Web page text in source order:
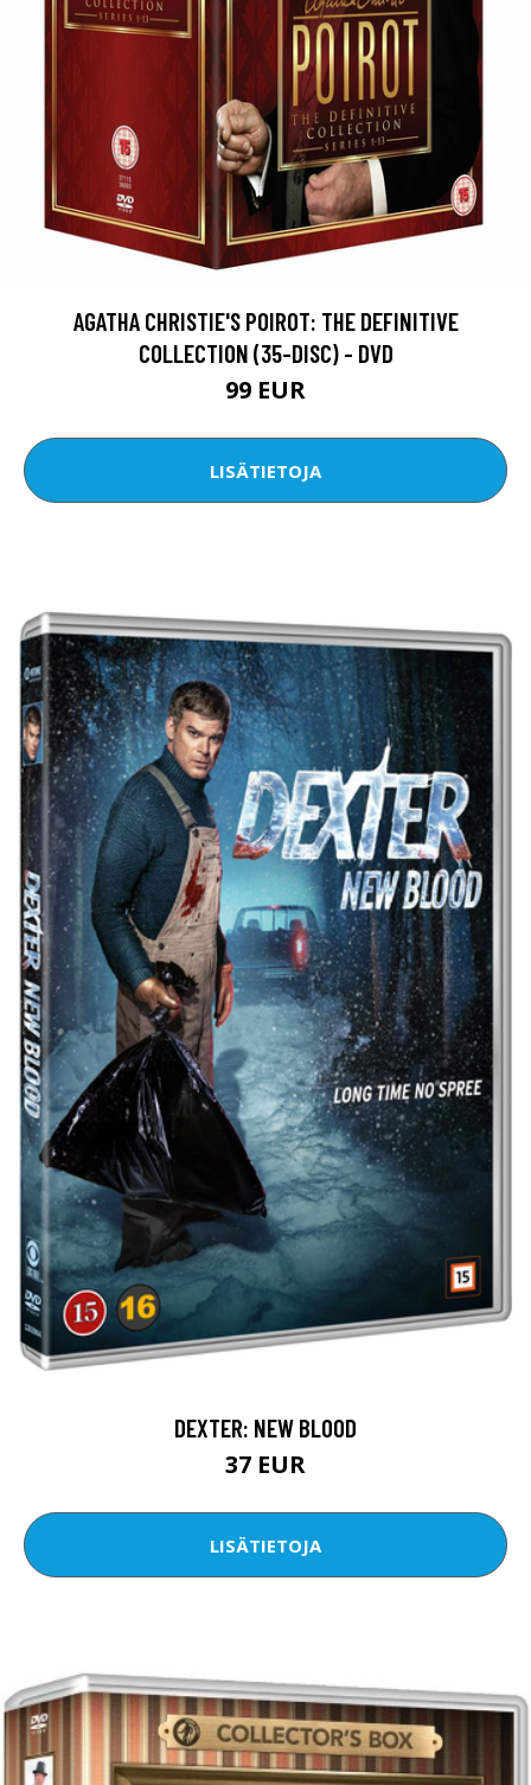
AGATHA CHRISTIE'S POIROT: THE DEFINITIVE
COLLECTION (35-DISC) - DVD
99 EUR
LISÄTIETOJA
DEXTER: NEW BLOOD
37 EUR
LISÄTIETOJA